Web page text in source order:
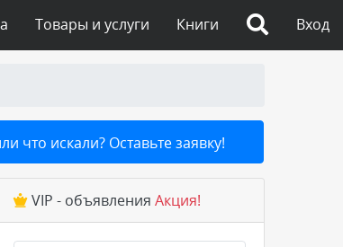
Вход
Книги
Товары и услуги
что искали? Оставьте заявку!
VIP - объявления Акция!